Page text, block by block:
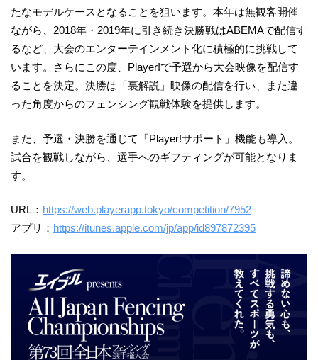
たなモデルケースとなることを狙います。本年は無観客開催
ながら、2018年・2019年に引き続き決勝戦はABEMAで配信す
るなど、大会のエンターテインメント化に積極的に挑戦して
います。さらにこの度、Player!で予選から大会映像を配信す
ることを決定。決勝は「裏解説」映像の配信を行い、また違
った角度からのフェンシング観戦体験を提供します。
また、予選・決勝を通じて「Player!サポート」機能も導入。
試合を観戦しながら、選手へのギフティングが可能となりま
す。
URL： https://web.playerapp.tokyo/competition/7952
アプリ： https://itunes.apple.com/jp/app/id897872395